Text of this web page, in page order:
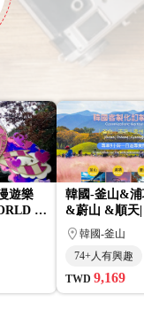
遊樂
樂
韓國-釜山&
&蔚山 &順天|
&專業司機導
韓國-釜山
74+人有興趣
TWD 9,169